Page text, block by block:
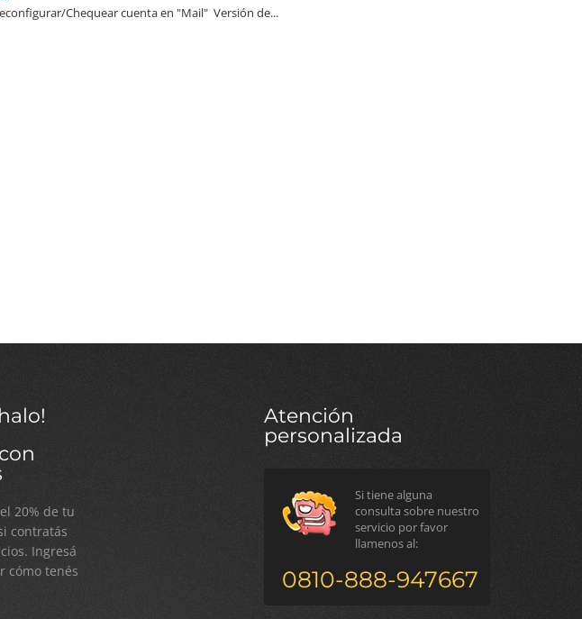
Chequear cuenta en "Mail" Versión de...
20% de tu
contratás
Ingresá
cómo tenés
Atención
personalizada
Si tiene alguna
consulta sobre nuestro
servicio por favor
llamenos al:
0810-888-947667